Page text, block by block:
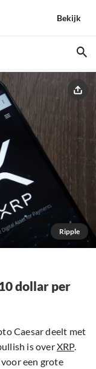
Bekijk
Ripple
dollar per
Caesar deelt met
is overXRP.
een grote